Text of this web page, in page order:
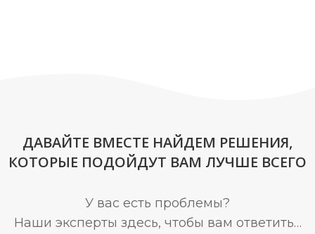
ДАВАЙТЕ ВМЕСТЕ НАЙДЕМ РЕШЕНИЯ,
КОТОРЫЕ ПОДОЙДУТ ВАМ ЛУЧШЕ ВСЕГО
У вас есть проблемы?
Наши эксперты здесь, чтобы вам ответить…